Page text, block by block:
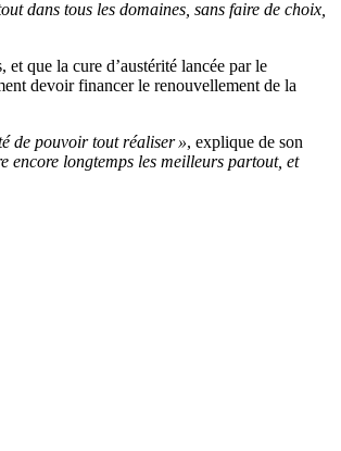
dans tous les domaines, sans faire de choix,
que la cure d’austérité lancée par le
devoir financer le renouvellement de la
de pouvoir tout réaliser », explique de son
encore longtemps les meilleurs partout, et